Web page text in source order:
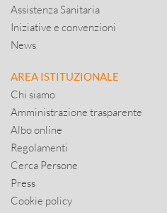
Assistenza Sanitaria
Iniziative e convenzioni
News
AREA ISTITUZIONALE
Chi siamo
Amministrazione trasparente
Albo online
Regolamenti
Cerca Persone
Press
Cookie policy